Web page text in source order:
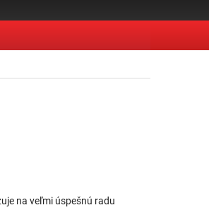
na veľmi úspešnú radu